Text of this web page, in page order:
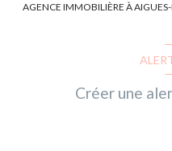
AGENCE IMMOBILIÈRE À
Créer une